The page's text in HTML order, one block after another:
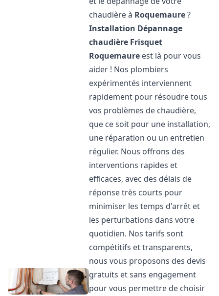
chaudière à Roquemaure?
Installation Dépannage
chaudière Frisquet
Roquemaure est là pour vous
aider ! Nos plombiers
expérimentés interviennent
rapidement pour résoudre tous
vos problèmes de chaudière,
que ce soit pour une installation,
une réparation ou un entretien
régulier. Nous offrons des
interventions rapides et
efficaces, avec des délais de
réponse très courts pour
minimiser les temps d'arrêt et
les perturbations dans votre
quotidien. Nos tarifs sont
compétitifs et transparents,
nous vous proposons des devis
gratuits et sans engagement
pour vous permettre de choisir